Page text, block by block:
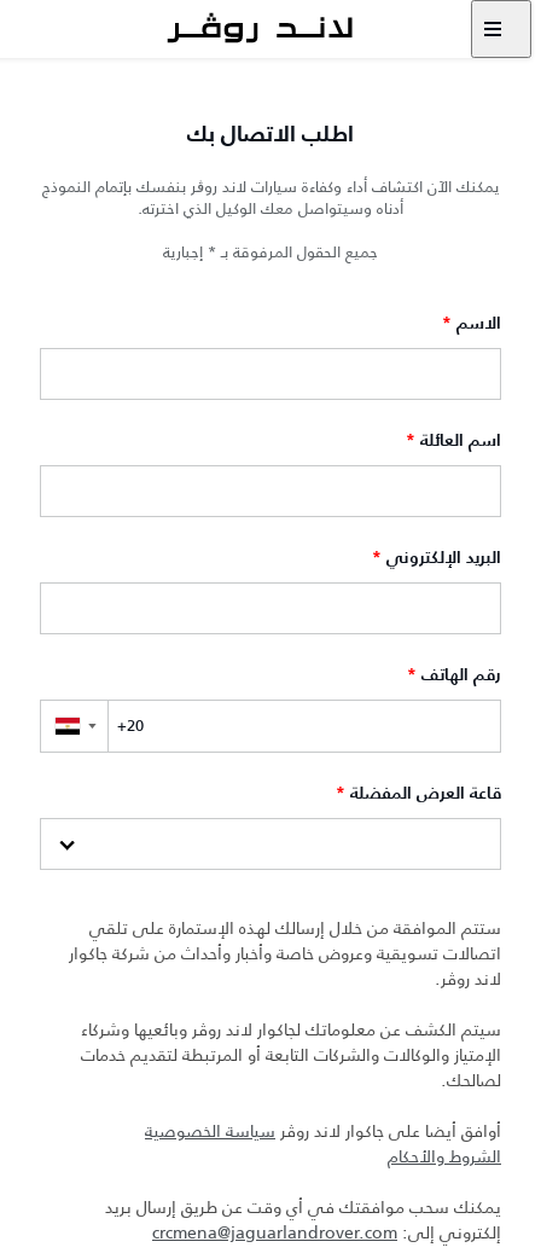
اطلب الاتصال بك
يمكنك الآن اكتشاف أداء وكفاءة سيارات لاند روڨر بنفسك بإتمام النموذج
أدناه وسيتواصل معك الوكيل الذي اخترته.
جميع الحقول المرفوقة بـ * إجبارية
الاسم *
اسم العائلة *
البريد الإلكتروني *
رقم الهاتف *
▼
قاعة العرض المفضلة *
ستتم الموافقة من خلال إرسالك لهذه الإستمارة على تلقي
اتصالات تسويقية وعروض خاصة وأخبار وأحداث من شركة جاكوار
لاند روڤر.
سيتم الكشف عن معلوماتك لجاكوار لاند روڤر وبائعيها وشركاء
الإمتياز والوكالات والشركات التابعة أو المرتبطة لتقديم خدمات
لصالحك.
أوافق أيضا على جاكوار لاند روڤر سياسة الخصوصية
الشروط والأحكام
يمكنك سحب موافقتك في أي وقت عن طريق إرسال بريد
إلكتروني إلى: crcmena@jaguarlandrover.com